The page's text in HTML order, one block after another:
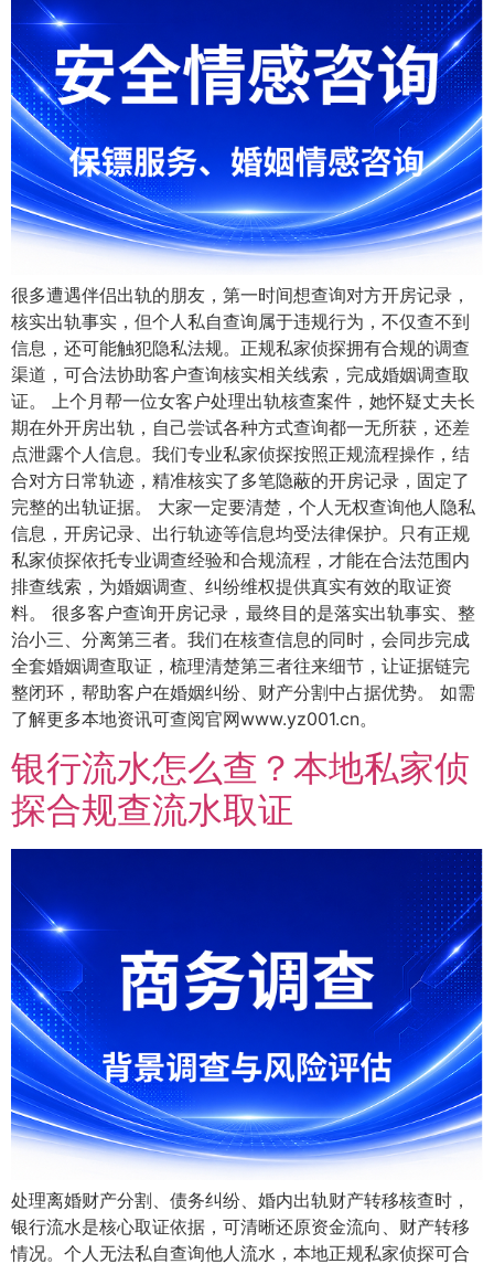
很多遭遇伴侣出轨的朋友，第一时间想查询对方开房记录，
核实出轨事实，但个人私自查询属于违规行为，不仅查不到
信息，还可能触犯隐私法规。正规私家侦探拥有合规的调查
渠道，可合法协助客户查询核实相关线索，完成婚姻调查取
证。 上个月帮一位女客户处理出轨核查案件，她怀疑丈夫长
期在外开房出轨，自己尝试各种方式查询都一无所获，还差
点泄露个人信息。我们专业私家侦探按照正规流程操作，结
合对方日常轨迹，精准核实了多笔隐蔽的开房记录，固定了
完整的出轨证据。 大家一定要清楚，个人无权查询他人隐私
信息，开房记录、出行轨迹等信息均受法律保护。只有正规
私家侦探依托专业调查经验和合规流程，才能在合法范围内
排查线索，为婚姻调查、纠纷维权提供真实有效的取证资
料。 很多客户查询开房记录，最终目的是落实出轨事实、整
治小三、分离第三者。我们在核查信息的同时，会同步完成
全套婚姻调查取证，梳理清楚第三者往来细节，让证据链完
整闭环，帮助客户在婚姻纠纷、财产分割中占据优势。 如需
了解更多本地资讯可查阅官网www.yz001.cn。
银行流水怎么查？本地私家侦
探合规查流水取证
处理离婚财产分割、债务纠纷、婚内出轨财产转移核查时，
银行流水是核心取证依据，可清晰还原资金流向、财产转移
情况。个人无法私自查询他人流水，本地正规私家侦探可合